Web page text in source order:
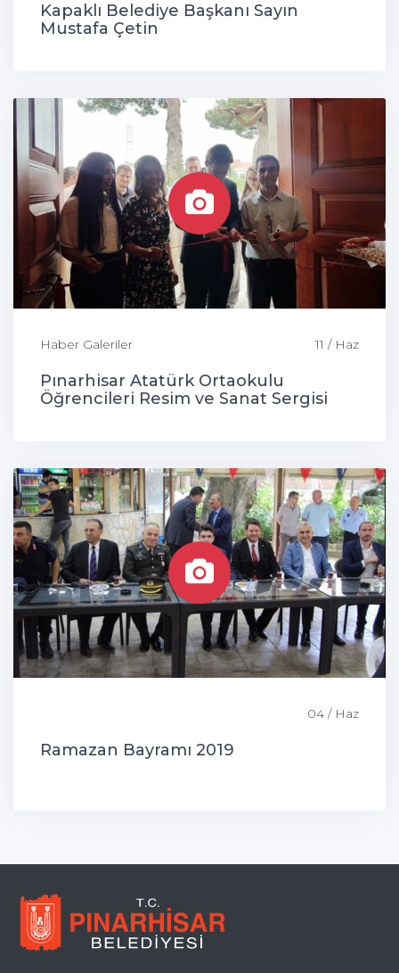
Kapaklı Belediye Başkanı Sayın
Mustafa Çetin
Haber Galeriler 11 / Haz
Pınarhisar Atatürk Ortaokulu
Öğrencileri Resim ve Sanat Sergisi
04 / Haz
Ramazan Bayramı 2019